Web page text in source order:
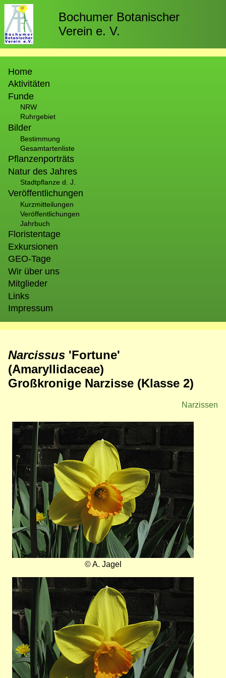
Direkt
zum
Inhalt
Bochumer Botanischer
Verein e. V.
Home
Aktivitäten
Funde
NRW
Ruhrgebiet
Bilder
Bestimmung
Gesamtartenliste
Pflanzenporträts
Natur des Jahres
Stadtpflanze d. J.
Veröffentlichungen
Kurzmitteilungen
Veröffentlichungen
Jahrbuch
Floristentage
Exkursionen
GEO-Tage
Wir über uns
Mitglieder
Links
Impressum
Narcissus 'Fortune'
(Amaryllidaceae)
Großkronige Narzisse (Klasse 2)
Narzissen
Bild
© A. Jagel
Bild